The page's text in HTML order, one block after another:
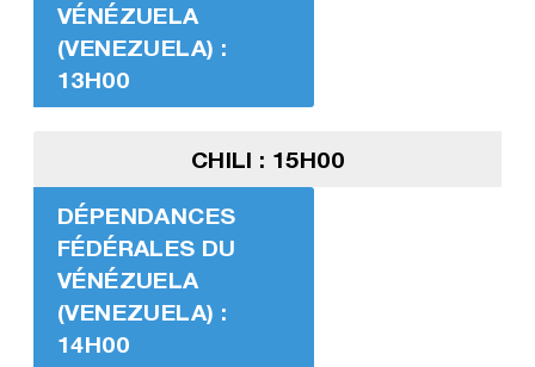
VÉNÉZUELA
(VENEZUELA) :
13H00
CHILI : 15H00
DÉPENDANCES
FÉDÉRALES DU
VÉNÉZUELA
(VENEZUELA) :
14H00